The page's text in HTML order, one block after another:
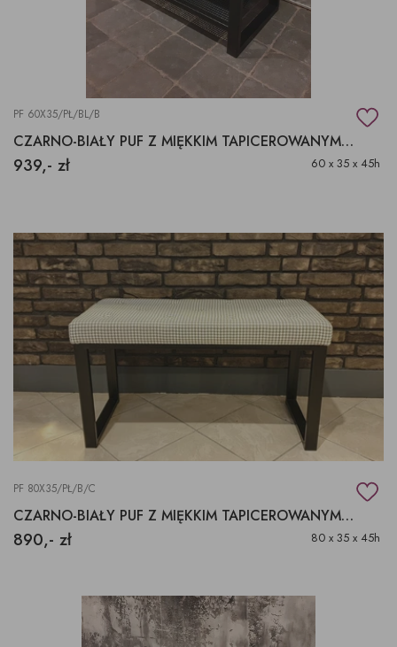
PF 60X35/PŁ/BL/B
CZARNO-BIAŁY PUF Z MIĘKKIM TAPICEROWANYM SIEDZISKIEM
939,- zł 60 x 35 x 45h
PF 80X35/PŁ/B/C
CZARNO-BIAŁY PUF Z MIĘKKIM TAPICEROWANYM SIEDZISKIEM
890,- zł 80 x 35 x 45h